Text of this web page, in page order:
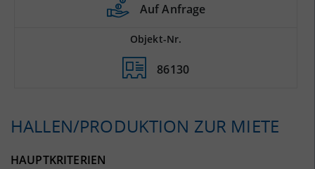
Auf Anfrage
Objekt-Nr.
86130
HALLEN/PRODUKTION ZUR MIETE
HAUPTKRITERIEN